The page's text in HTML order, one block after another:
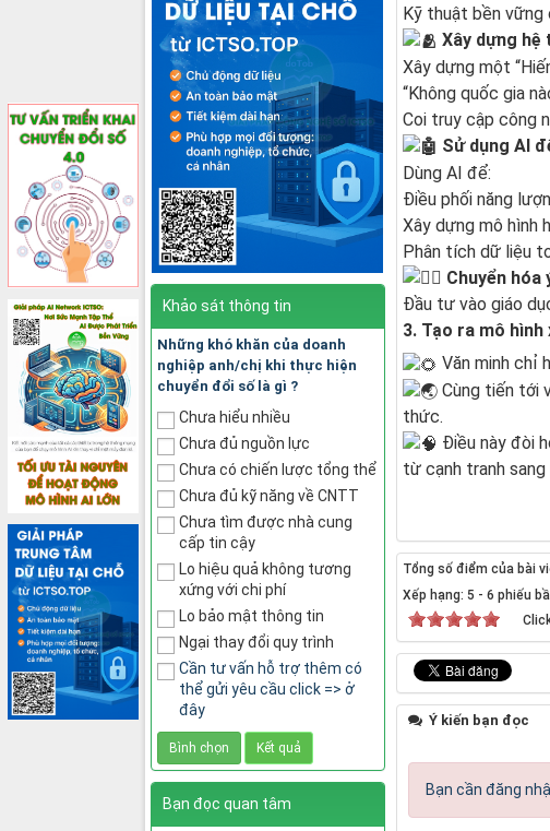
Kỹ thuật bền vững
Xây dựng
Xây dựng một
“Không quốc gia
Coi truy cập công
Sử dụng AI
Dùng AI để:
Điều phối năng
Xây dựng mô hình
Phân tích dữ liệu
Chuyển
Đầu tư vào giáo
3. Tạo ra mô
Văn minh chỉ
Cùng tiến tới
thức.
Điều này đòi
từ cạnh tranh sang
Tổng số điểm của bài
Xếp hạng: 5 - 6 phiếu
Ý kiến bạn đọc
Bạn cần đăng
Khảo sát thông tin
Những khó khăn của doanh
nghiệp anh/chị khi thực hiện
chuyển đổi số là gì ?
Chưa hiểu nhiều
Chưa đủ nguồn lực
Chưa có chiến lược tổng thể
Chưa đủ kỹ năng về CNTT
Chưa tìm được nhà cung
cấp tin cậy
Lo hiệu quả không tương
xứng với chi phí
Lo bảo mật thông tin
Ngại thay đổi quy trình
Cần tư vấn hỗ trợ thêm có
thể gửi yêu cầu click => ở
đây
Bạn đọc quan tâm